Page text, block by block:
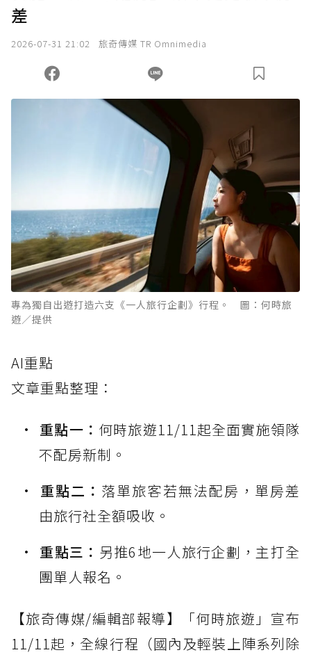
您當前剩餘 U 利點數：0點；前往 購買點數
差
2026-07-31 21:02 旅奇傳媒 TR Omnimedia
專為獨自出遊打造六支《一人旅行企劃》行程。 圖：何時旅
遊／提供
AI重點
文章重點整理：
重點一： 何時旅遊11/11起全面實施領隊
不配房新制。
重點二： 落單旅客若無法配房，單房差
由旅行社全額吸收。
重點三： 另推6地一人旅行企劃，主打全
團單人報名。
【旅奇傳媒/編輯部報導】「何時旅遊」宣布
11/11起，全線行程（國內及輕裝上陣系列除